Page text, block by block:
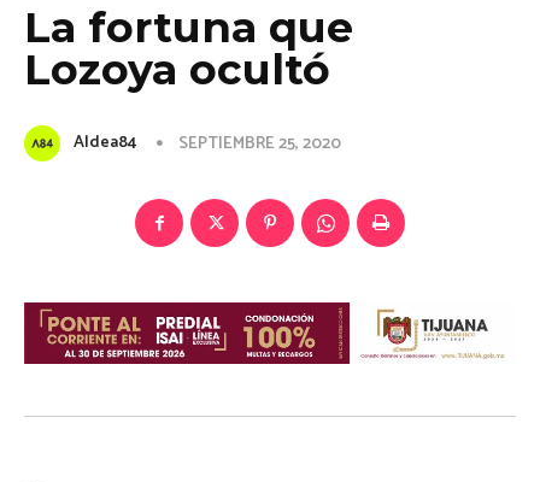
La fortuna que
Lozoya ocultó
Aldea84 SEPTIEMBRE 25, 2020